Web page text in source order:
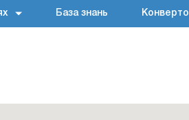
База знань